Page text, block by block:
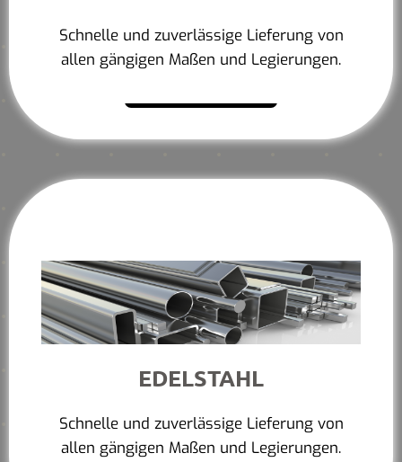
Schnelle und zuverlässige Lieferung von
allen gängigen Maßen und Legierungen.
EDELSTAHL
Schnelle und zuverlässige Lieferung von
allen gängigen Maßen und Legierungen.